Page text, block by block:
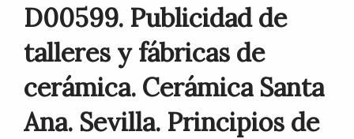
D00599. Publicidad de
talleres y fábricas de
cerámica. Cerámica Santa
Ana. Sevilla. Principios de